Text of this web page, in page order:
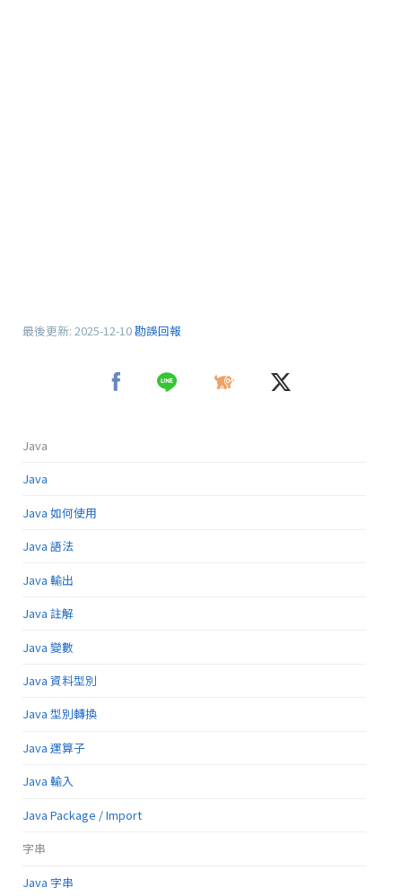
最後更新: 2025-12-10勘誤回報
Java
Java
Java 如何使用
Java 語法
Java 輸出
Java 註解
Java 變數
Java 資料型別
Java 型別轉換
Java 運算子
Java 輸入
Java Package / Import
字串
Java 字串